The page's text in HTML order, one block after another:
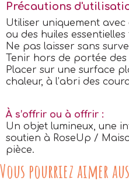
Précautions
Utiliser uniquement
ou des huiles
Ne pas laisser sans
Tenir hors de portée
Placer sur une surface
chaleur, à l’abri des
À s’offrir ou à offrir :
Un objet lumineux, une
soutien à RoseUp /
pièce.
Vous pourriez aimer